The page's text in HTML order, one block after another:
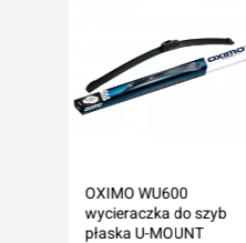
OXIMO WU600
wycieraczka do szyb
płaska U-MOUNT